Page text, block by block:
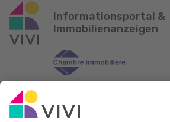
Informationsportal &
Immobilienanzeigen